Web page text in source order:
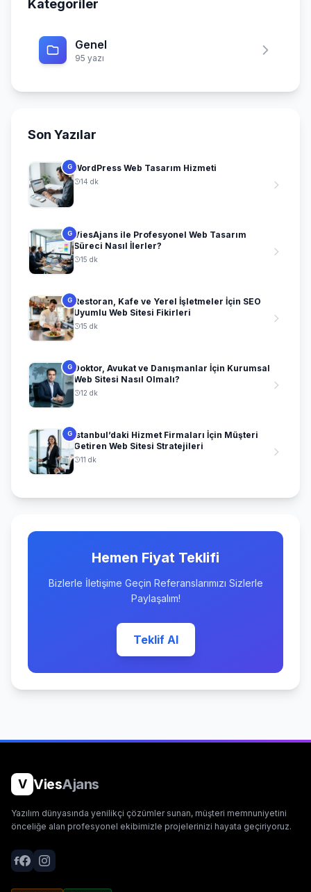
Kategoriler
Genel
95 yazı
Son Yazılar
G WordPress Web Tasarım Hizmeti
14 dk
G ViesAjans ile Profesyonel Web Tasarım
Süreci Nasıl İlerler?
15 dk
G Restoran, Kafe ve Yerel İşletmeler İçin SEO
Uyumlu Web Sitesi Fikirleri
15 dk
G Doktor, Avukat ve Danışmanlar İçin Kurumsal
Web Sitesi Nasıl Olmalı?
12 dk
G İstanbul’daki Hizmet Firmaları İçin Müşteri
Getiren Web Sitesi Stratejileri
11 dk
Hemen Fiyat Teklifi
Bizlerle İletişime Geçin Referanslarımızı Sizlerle
Paylaşalım!
Teklif Al
V ViesAjans
Yazılım dünyasında yenilikçi çözümler sunan, müşteri memnuniyetini
önceliğe alan profesyonel ekibimizle projelerinizi hayata geçiriyoruz.